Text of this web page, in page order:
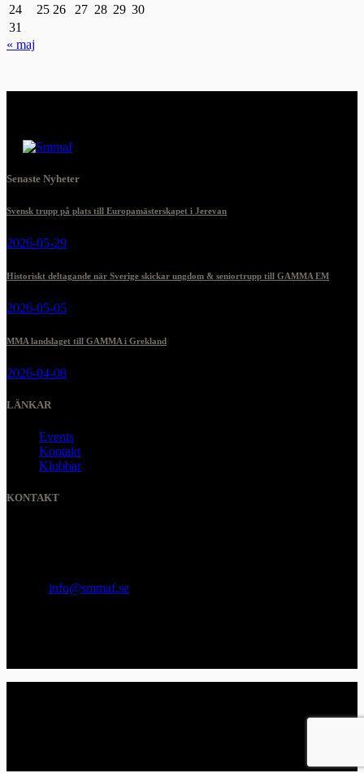
24
25 26 27 28 29 30
31
« maj
Senaste Nyheter
Svensk trupp på plats till Europamästerskapet i Jerevan
2026-05-29
Historiskt deltagande när Sverige skickar ungdom & seniortrupp till GAMMA EM
2026-05-05
MMA landslaget till GAMMA i Grekland
2026-04-08
LÄNKAR
Events
Kontakt
Klubbar
KONTAKT
info@smmaf.se